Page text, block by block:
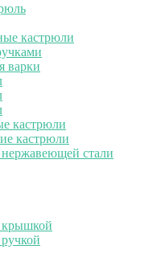
кастрюли
варки
кастрюли
кастрюли
стали
крышкой